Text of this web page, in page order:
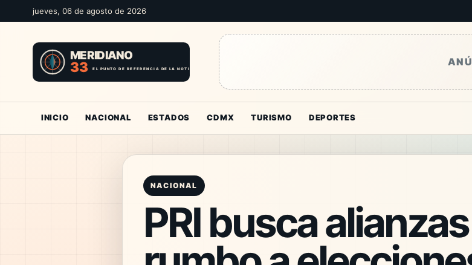
jueves, 06 de agosto de 2026
INICIO NACIONAL ESTADOS CDMX TURISMO DEPORTES
NACIONAL
PRI busca